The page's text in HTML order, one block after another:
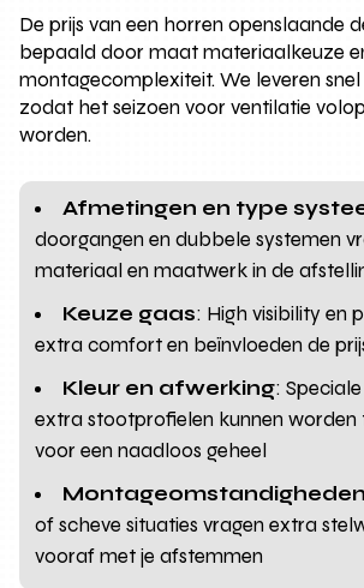
De prijs van een horren openslaande
bepaald door maat materiaalkeuze
montagecomplexiteit. We leveren
zodat het seizoen voor ventilatie
worden.
Afmetingen en type
doorgangen en dubbele systemen
materiaal en maatwerk in de
Keuze gaas: High visibility en
extra comfort en beïnvloeden de
Kleur en afwerking:
extra stootprofielen kunnen worden
voor een naadloos geheel
Montageomstandigheden
of scheve situaties vragen extra
vooraf met je afstemmen